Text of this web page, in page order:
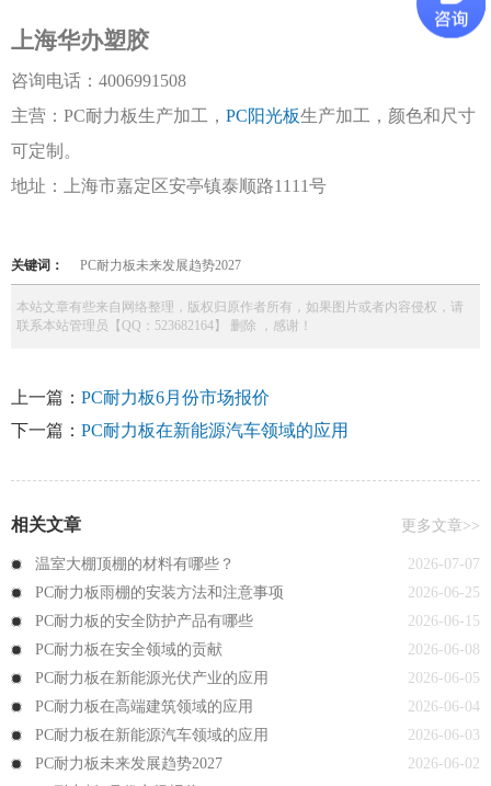
上海华办塑胶
咨询电话： 4006991508
主营： PC耐力板生产加工， PC阳光板生产加工，颜色和尺寸
可定制。
地址：上海市嘉定区安亭镇泰顺路1111号
关键词： PC耐力板未来发展趋势2027
本站文章有些来自网络整理，版权归原作者所有，如果图片或者内容侵权，请
联系本站管理员【QQ：523682164】 删除 ，感谢！
上一篇： PC耐力板6月份市场报价
下一篇： PC耐力板在新能源汽车领域的应用
相关文章 更多文章>>
温室大棚顶棚的材料有哪些？
2026-07-07
PC耐力板雨棚的安装方法和注意事项
2026-06-25
PC耐力板的安全防护产品有哪些
2026-06-15
PC耐力板在安全领域的贡献
2026-06-08
PC耐力板在新能源光伏产业的应用
2026-06-05
PC耐力板在高端建筑领域的应用
2026-06-04
PC耐力板在新能源汽车领域的应用
2026-06-03
PC耐力板未来发展趋势2027
2026-06-02